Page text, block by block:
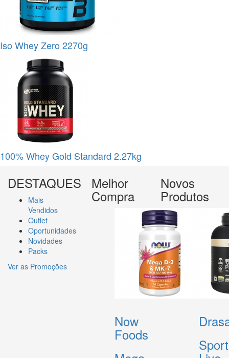
Iso Whey Zero 2270g
100% Whey Gold Standard 2.27kg
DESTAQUES
Mais
Vendidos
Outlet
Oportunidades
Novidades
Packs
Ver as Promoções
Melhor
Compra
Now
Foods
Novos
Produtos
Sport